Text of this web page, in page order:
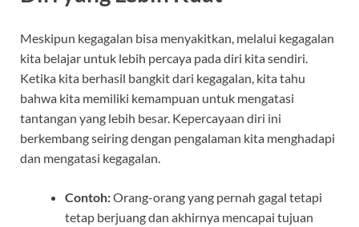
Meskipun kegagalan bisa menyakitkan, melalui kegagalan
kita belajar untuk lebih percaya pada diri kita sendiri.
Ketika kita berhasil bangkit dari kegagalan, kita tahu
bahwa kita memiliki kemampuan untuk mengatasi
tantangan yang lebih besar. Kepercayaan diri ini
berkembang seiring dengan pengalaman kita menghadapi
dan mengatasi kegagalan.
Contoh:Orang-orang yang pernah gagal tetapi
tetap berjuang dan akhirnya mencapai tujuan